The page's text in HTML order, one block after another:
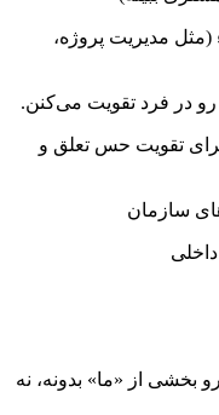
(مثل مدیریت پروژه،
در فرد تقویت می‌کنن.
تقویت حس تعلق و
سازمان
از «ما» بدونه، نه